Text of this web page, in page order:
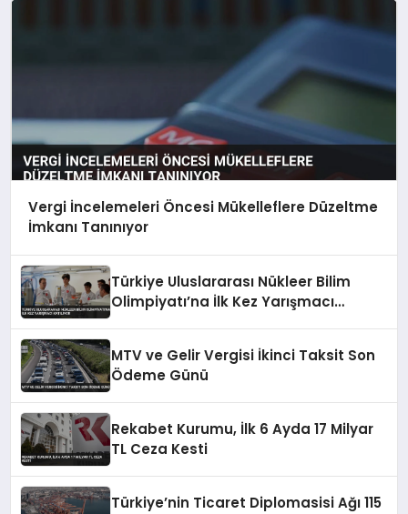
Vergi İncelemeleri Öncesi Mükelleflere Düzeltme
İmkanı Tanınıyor
Türkiye Uluslararası Nükleer Bilim
Olimpiyatı’na İlk Kez Yarışmacı
MTV ve Gelir Vergisi İkinci Taksit Son
Ödeme Günü
Rekabet Kurumu, İlk 6 Ayda 17 Milyar
TL Ceza Kesti
Türkiye’nin Ticaret Diplomasisi Ağı 115